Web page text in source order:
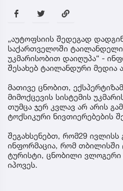
„აუტოფსიის შედეგად
საქართველოში
უკმარისობით დაიღუპა“ -
შესახებ ტაილანდური მედია
მათივე ცნობით,
მიმოქცევის სისტემის
თუმცა ჯერ კვლავ არ არის
ტოქსიკური ნივთიერებების
შეგახსენებთ, რომ29
ინფორმაცია, რომ
ტურისტი, ცნობილი
იპოვეს.